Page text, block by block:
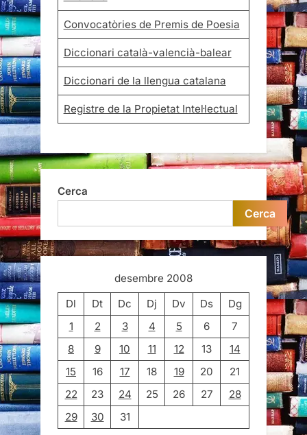
Convocatòries de Premis de Poesia
Diccionari català-valencià-balear
Diccionari de la llengua catalana
Registre de la Propietat Intel·lectual
Cerca
Cerca
desembre 2008
Dl
Dt Dc Dj Dv Ds
Dg
1
2 3 4 5 6
7
8
9 10 11 12 13
14
15
16 17 18 19 20
21
22
23 24 25 26 27
28
29
30
31